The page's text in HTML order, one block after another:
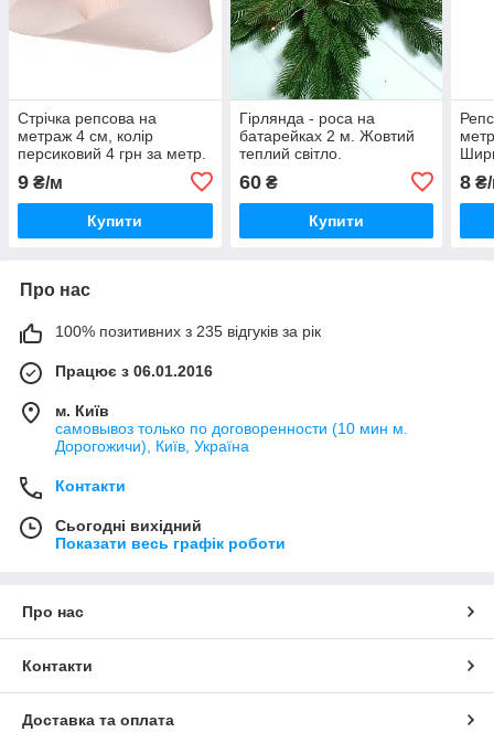
Стрічка репсова на
метраж 4 см, колір
персиковий 4 грн за метр.
9 ₴/м
Купити
Гірлянда - роса на
батарейках 2 м. Жовтий
теплий світло.
60₴
Купити
8
Про нас
100% позитивних з 235 відгуків за рік
Працює з 06.01.2016
м. Київ
самовывоз только по договоренности (10 мин м.
Дорогожичи), Київ, Україна
Контакти
Сьогодні вихідний
Показати весь графік роботи
Про нас
Контакти
Доставка та оплата